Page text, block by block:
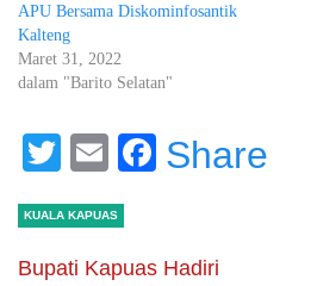
APU Bersama Diskominfosantik
Kalteng
Maret 31, 2022
dalam "Barito Selatan"
Twitter
EmailFacebook
Share
KUALA KAPUAS
Bupati Kapuas Hadiri